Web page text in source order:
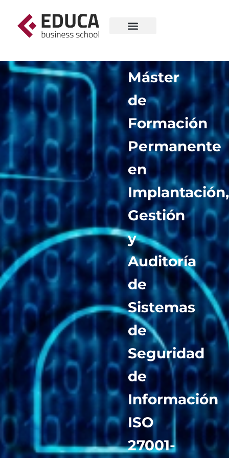
Máster
de
Formación
Permanente
en
Implantación,
Gestión
y
Auditoría
de
Sistemas
de
Seguridad
de
Información
ISO
27001-